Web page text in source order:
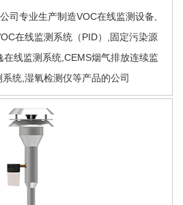
司专业生产制造VOC在线监测设备,
在线监测系统（PID）,固定污染源
线监测系统,CEMS烟气排放连续监
统,湿氧检测仪等产品的公司